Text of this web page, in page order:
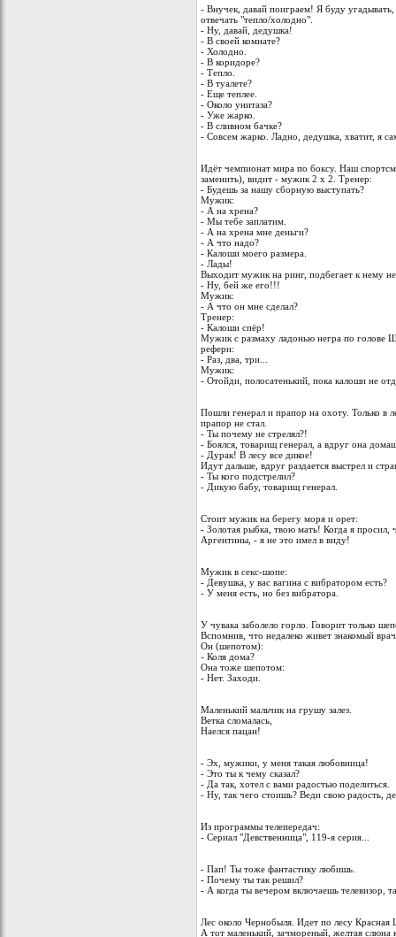
- Внучек, давай поиграем! Я буду
отвечать "тепло/холодно".
- Ну, давай, дедушка!
- В своей комнате?
- Холодно.
- В коридоре?
- Тепло.
- В туалете?
- Еще теплее.
- Около унитаза?
- Уже жарко.
- В сливном бачке?
- Совсем жарко. Ладно, дедушка, хватит, я
Идёт чемпионат мира по боксу. Наш
заменить), видит - мужик 2 х 2. Тренер:
- Будешь за нашу сборную выступать?
Мужик:
- А на хрена?
- Мы тебе заплатим.
- А на хрена мне деньги?
- А что надо?
- Калоши моего размера.
- Лады!
Выходит мужик на ринг, подбегает к нему
- Ну, бей же его!!!
Мужик:
- А что он мне сделал?
Тренер:
- Калоши спёр!
Мужик с размаху ладонью негра по голове
рефери:
- Раз, два, три...
Мужик:
- Отойди, полосатенький, пока калоши не
Пошли генерал и прапор на охоту. Только в
прапор не стал.
- Ты почему не стрелял?!
- Боялся, товарищ генерал, а вдруг она
- Дурак! В лесу все дикое!
Идут дальше, вдруг раздается выстрел и
- Ты кого подстрелил?
- Дикую бабу, товарищ генерал.
Стоит мужик на берегу моря и орет:
- Золотая рыбка, твою мать! Когда я
Аргентины, - я не это имел в виду!
Мужик в секс-шопе:
- Девушка, у вас вагина с вибратором есть?
- У меня есть, но без вибратора.
У чувака заболело горло. Говорит только
Вспомнив, что недалеко живет знакомый
Он (шепотом):
- Коля дома?
Она тоже шепотом:
- Нет. Заходи.
Маленький мальчик на грушу залез.
Ветка сломалась,
Наелся пацан!
- Эх, мужики, у меня такая любовница!
- Это ты к чему сказал?
- Да так, хотел с вами радостью поделиться.
- Ну, так чего стоишь? Веди свою радость,
Из программы телепередач:
- Сериал "Девственница", 119-я серия...
- Пап! Ты тоже фантастику любишь.
- Почему ты так решил?
- А когда ты вечером включаешь телевизор,
Лес около Чернобыля. Идет по лесу
А тот маленький, зачмореный, желтая слюна